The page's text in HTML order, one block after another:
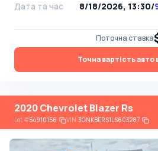
Дата та час
8/18/2026, 13:30/
Поточна ставка
Точна вартість авто
2020 Chevrolet Blazer Rs
Lot#54910156 VIN:3GNKBERS1LS603287